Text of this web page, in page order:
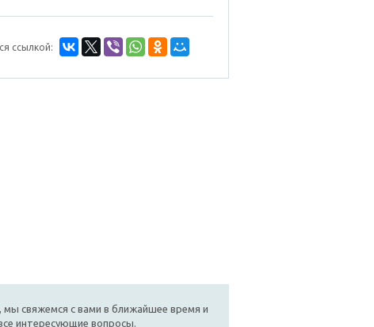
ссылкой:
мы свяжемся с вами в ближайшее время и
интересующие вопросы.